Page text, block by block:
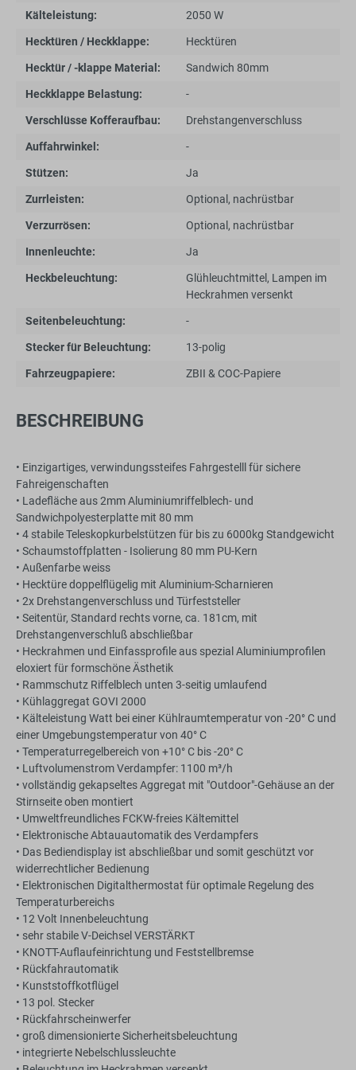
Kälteleistung: 2050 W
Hecktüren / Heckklappe: Hecktüren
Hecktür / -klappe Material: Sandwich 80mm
Heckklappe Belastung: -
Verschlüsse Kofferaufbau: Drehstangenverschluss
Auffahrwinkel: -
Stützen: Ja
Zurrleisten: Optional, nachrüstbar
Verzurrösen: Optional, nachrüstbar
Innenleuchte: Ja
Heckbeleuchtung:
Glühleuchtmittel, Lampen im
Heckrahmen versenkt
Seitenbeleuchtung: -
Stecker für Beleuchtung: 13-polig
Fahrzeugpapiere: ZBII & COC-Papiere
BESCHREIBUNG
• Einzigartiges, verwindungssteifes Fahrgestelll für sichere
Fahreigenschaften
• Ladefläche aus 2mm Aluminiumriffelblech- und
Sandwichpolyesterplatte mit 80 mm
• 4 stabile Teleskopkurbelstützen für bis zu 6000kg Standgewicht
• Schaumstoffplatten - Isolierung 80 mm PU-Kern
• Außenfarbe weiss
• Hecktüre doppelflügelig mit Aluminium-Scharnieren
• 2x Drehstangenverschluss und Türfeststeller
• Seitentür, Standard rechts vorne, ca. 181cm, mit
Drehstangenverschluß abschließbar
• Heckrahmen und Einfassprofile aus spezial Aluminiumprofilen
eloxiert für formschöne Ästhetik
• Rammschutz Riffelblech unten 3-seitig umlaufend
• Kühlaggregat GOVI 2000
• Kälteleistung Watt bei einer Kühlraumtemperatur von -20° C und
einer Umgebungstemperatur von 40° C
• Temperaturregelbereich von +10° C bis -20° C
• Luftvolumenstrom Verdampfer: 1100 m³/h
• vollständig gekapseltes Aggregat mit "Outdoor"-Gehäuse an der
Stirnseite oben montiert
• Umweltfreundliches FCKW-freies Kältemittel
• Elektronische Abtauautomatik des Verdampfers
• Das Bediendisplay ist abschließbar und somit geschützt vor
widerrechtlicher Bedienung
• Elektronischen Digitalthermostat für optimale Regelung des
Temperaturbereichs
• 12 Volt Innenbeleuchtung
• sehr stabile V-Deichsel VERSTÄRKT
• KNOTT-Auflaufeinrichtung und Feststellbremse
• Rückfahrautomatik
• Kunststoffkotflügel
• 13 pol. Stecker
• Rückfahrscheinwerfer
• groß dimensionierte Sicherheitsbeleuchtung
• integrierte Nebelschlussleuchte